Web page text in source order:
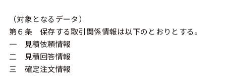
（対象となるデータ）
第６条 保存する取引関係情報は以下のとおりとする。
一 見積依頼情報
二 見積回答情報
三 確定注文情報